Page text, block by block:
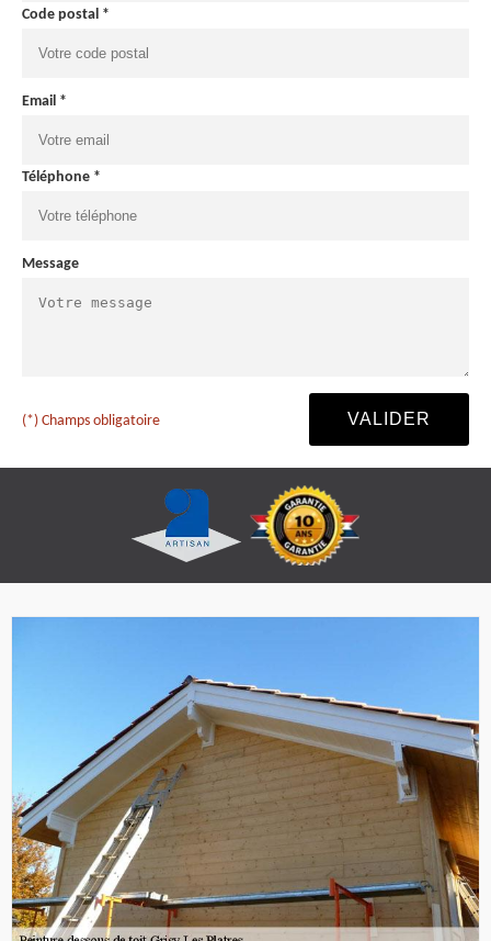
Code postal *
Email *
Téléphone *
Message
(*) Champs obligatoire